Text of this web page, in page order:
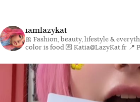
iamlazykat
🎀 Fashion, beauty, lifestyle &
color is food💌 Katia@LazyKat.fr 📍